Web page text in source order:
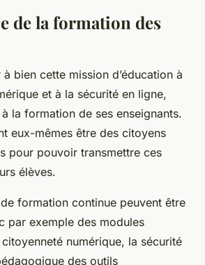
de la formation des
bien cette mission d’éducation à
et à la sécurité en ligne,
la formation de ses enseignants.
eux-mêmes être des citoyens
pour pouvoir transmettre ces
élèves.
formation continue peuvent être
par exemple des modules
numérique, la sécurité
des outils